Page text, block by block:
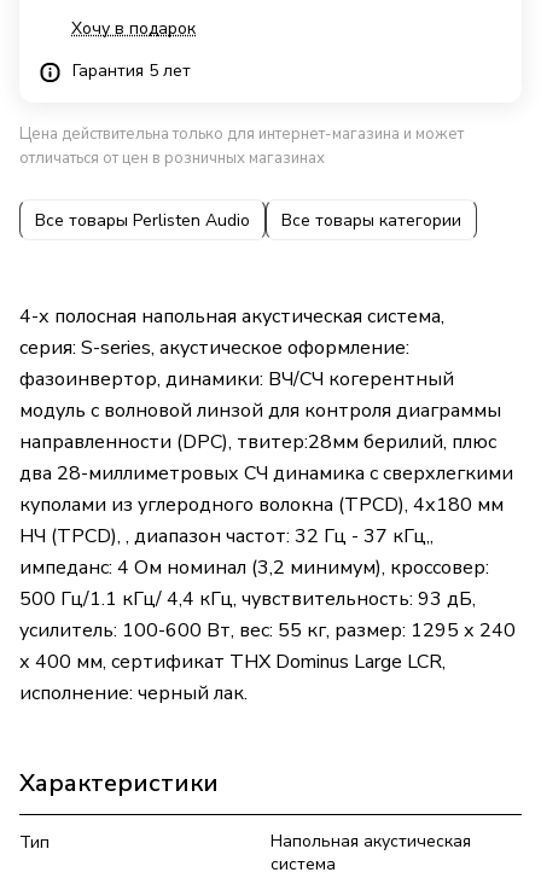
Хочу в подарок
Гарантия 5 лет
Цена действительна только для интернет-магазина и может
отличаться от цен в розничных магазинах
Все товары Perlisten Audio Все товары категории
4-х полосная напольная акустическая система,
серия: S-series, акустическое оформление:
фазоинвертор, динамики: ВЧ/СЧ когерентный
модуль с волновой линзой для контроля диаграммы
направленности (DPC), твитер:28мм берилий, плюс
два 28-миллиметровых СЧ динамика с сверхлегкими
куполами из углеродного волокна (TPCD), 4х180 мм
НЧ (TPCD), , диапазон частот: 32 Гц - 37 кГц,,
импеданс: 4 Ом номинал (3,2 минимум), кроссовер:
500 Гц/1.1 кГц/ 4,4 кГц, чувствительность: 93 дБ,
усилитель: 100-600 Вт, вес: 55 кг, размер: 1295 х 240
х 400 мм, сертификат THX Dominus Large LCR,
исполнение: черный лак.
Характеристики
Тип
Напольная акустическая
система